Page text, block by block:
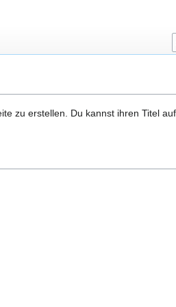
zu erstellen. Du kannst ihren Titel